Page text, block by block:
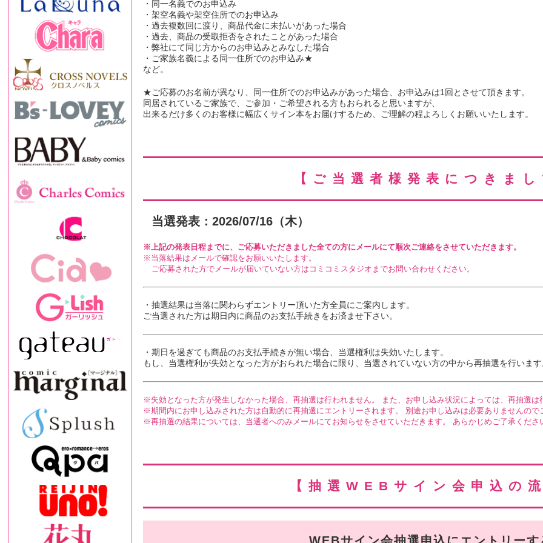
・同一名義でのお申込み
・架空名義や架空住所でのお申込み
・過去複数回に渡り、商品代金に未払いがあった場合
・過去、商品の受取拒否をされたことがあった場合
・弊社にて同じ方からのお申込みとみなした場合
・ご家族名義による同一住所でのお申込み★
など。
★ご応募のお名前が異なり、同一住所でのお申込みがあった場合、お申込みは1回とさせて頂きます。
同居されているご家族で、ご参加・ご希望される方もおられると思いますが、
出来るだけ多くのお客様に幅広くサイン本をお届けするため、ご理解の程よろしくお願いいたします。
【ご当選者様発表につきま
当選発表：2026/07/16（木）
上記の発表日程までに、ご応募いただきました全ての方にメールにて順次ご連絡をさせていただきます。
当落結果はメールで確認をお願いいたします。
ご応募された方でメールが届いていない方はコミコミスタジオまでお問い合わせください。
・抽選結果は当落に関わらずエントリー頂いた方全員にご案内します。
ご当選された方は期日内に商品のお支払手続き をお済ませ下さい。
・期日を過ぎても商品のお支払手続きが無い場合、当選権利は失効いたします。
もし、当選権利が失効となった方がおられた場合に限り、当選されていない方の中から再抽選を行いま
失効となった方が発生しなかった場合、再抽選は行われません。 また、お申し込み状況によっては、再抽選
期間内にお申し込みされた方は自動的に再抽選にエントリーされます。 別途お申し込みは必要ありませんので
再抽選の結果については、当選者へのみメールにてお知らせをさせていただきます。 あらかじめご了承くださ
【抽選WEBサイン会申込の